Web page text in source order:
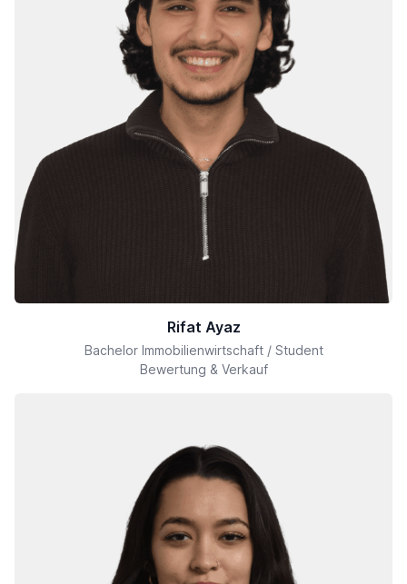
Rifat Ayaz
Bachelor Immobilienwirtschaft / Student
Bewertung & Verkauf